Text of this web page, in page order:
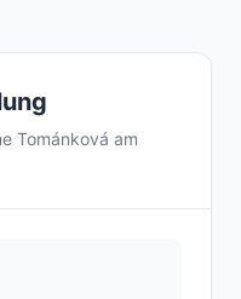
Tománková am